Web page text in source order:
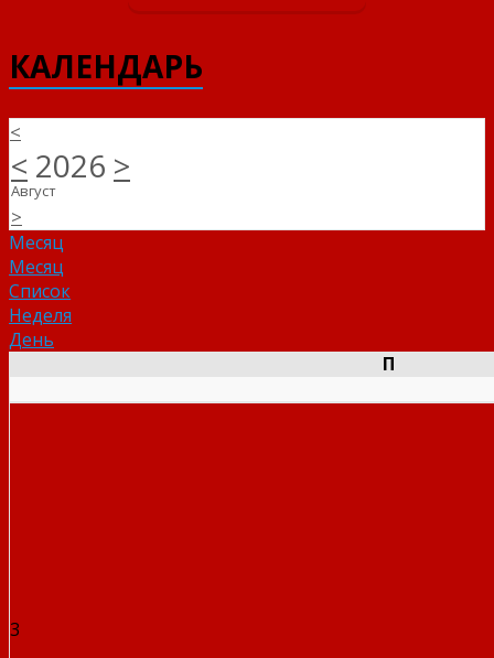
КАЛЕНДАРЬ
<
< 2026 >
Август
>
Месяц
Месяц
Список
Неделя
День
П
3